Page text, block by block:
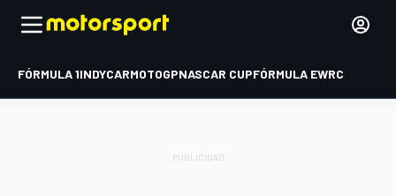
FÓRMULA 1INDYCARMOTOGPNASCAR CUPFÓRMULA EWRC